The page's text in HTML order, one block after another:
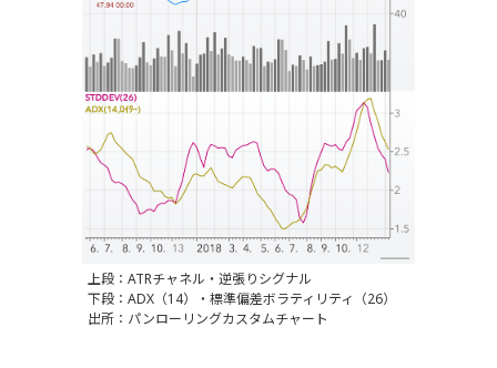
上段：ATRチャネル・逆張りシグナル
下段：ADX（14）・標準偏差ボラティリティ（26）
出所：パンローリングカスタムチャート